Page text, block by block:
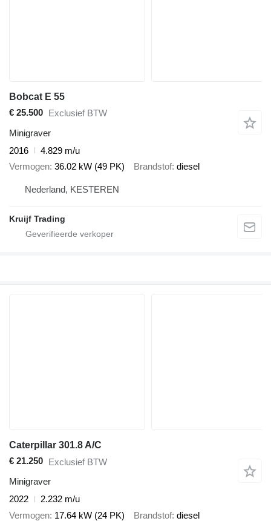
Bobcat E 55
€ 25.500
Exclusief BTW
Minigraver
2016
4.829 m/u
Vermogen 36.02 kW (49 PK) Brandstof diesel
Nederland, KESTEREN
Kruijf Trading
Caterpillar 301.8 A/C
€ 21.250 Exclusief BTW
Minigraver
2022
2.232 m/u
Vermogen 17.64 kW (24 PK) Brandstof diesel